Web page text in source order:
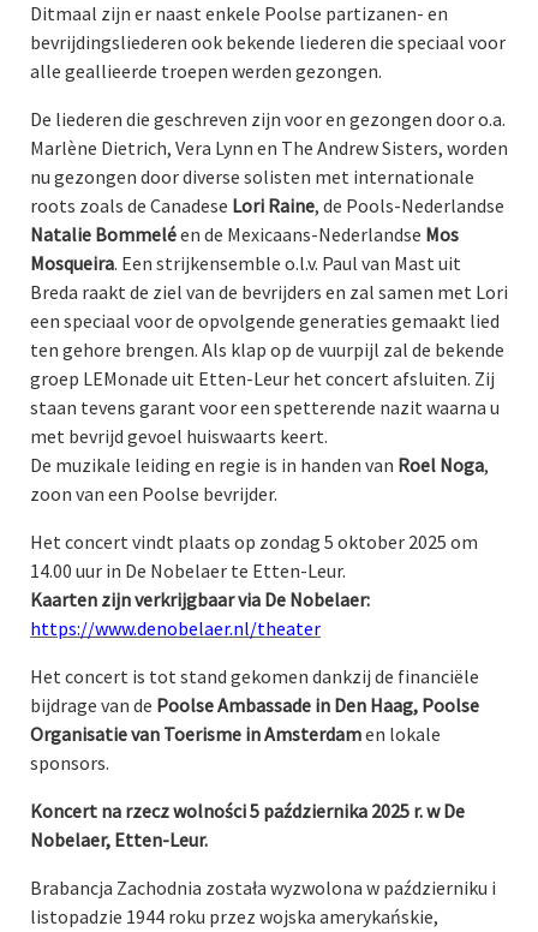
Ditmaal zijn er naast enkele Poolse partizanen- en
bevrijdingsliederen ook bekende liederen die speciaal voor
alle geallieerde troepen werden gezongen.
De liederen die geschreven zijn voor en gezongen door o.a.
Marlène Dietrich, Vera Lynn en The Andrew Sisters, worden
nu gezongen door diverse solisten met internationale
roots zoals de Canadese Lori Raine, de Pools-Nederlandse
Natalie Bommeléen de Mexicaans-Nederlandse Mos
Mosqueira. Een strijkensemble o.l.v. Paul van Mast uit
Breda raakt de ziel van de bevrijders en zal samen met Lori
een speciaal voor de opvolgende generaties gemaakt lied
ten gehore brengen. Als klap op de vuurpijl zal de bekende
groep LEMonade uit Etten-Leur het concert afsluiten. Zij
staan tevens garant voor een spetterende nazit waarna u
met bevrijd gevoel huiswaarts keert.
De muzikale leiding en regie is in handen van Roel Noga,
zoon van een Poolse bevrijder.
Het concert vindt plaats op zondag 5 oktober 2025 om
14.00 uur in De Nobelaer te Etten-Leur.
Kaarten zijn verkrijgbaar via De Nobelaer:
https://www.denobelaer.nl/theater
Het concert is tot stand gekomen dankzij de financiële
bijdrage van de Poolse Ambassade in Den Haag, Poolse
Organisatie van Toerisme in Amsterdamen lokale
sponsors.
Koncert na rzecz wolności 5 października 2025 r. w De
Nobelaer, Etten-Leur.
Brabancja Zachodnia została wyzwolona w październiku i
listopadzie 1944 roku przez wojska amerykańskie,